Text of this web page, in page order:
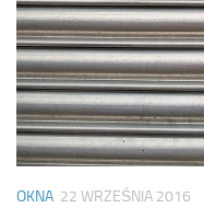
OKNA 22 WRZEŚNIA 2016